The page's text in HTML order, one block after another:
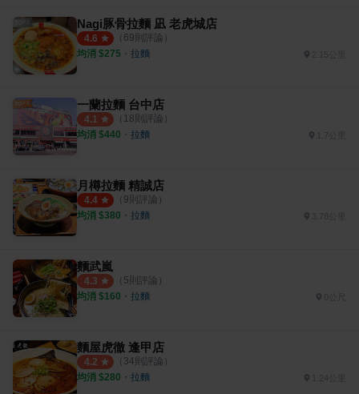
Nagi豚骨拉麵 凪 老虎城店
4.6 （ 69則評論）
均消 $275 ・ 拉麵 2.15公里
一蘭拉麵 台中店
4.1 （ 18則評論）
均消 $440 ・ 拉麵
月樽拉麵 精誠店
4.4 （ 9則評論）
均消 $380 ・ 拉麵
麵武嵐
4.3 （ 5則評論）
均消 $160 ・ 拉麵
麵屋虎徹 逢甲店
4.2 （ 34則評論）
均消 $280 ・ 拉麵 1.24公里